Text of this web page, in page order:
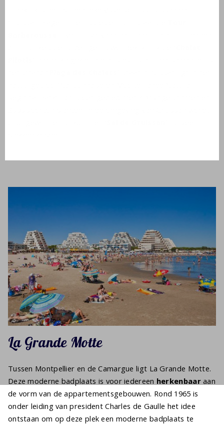
La Grande Motte
Tussen Montpellier en de Camargue ligt La Grande Motte.
Deze moderne badplaats is voor iedereen herkenbaaraan
de vorm van de appartementsgebouwen. Rond 1965 is
onder leiding van president Charles de Gaulle het idee
ontstaan om op deze plek een moderne badplaats te